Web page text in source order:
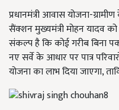
प्रधानमंत्री आवास योजना-
सैंक्शन मुख्यमंत्री मोहन यादव
संकल्प है कि कोई गरीब बिना
नए सर्वे के आधार पर पात्र
योजना का लाभ दिया जाएगा,